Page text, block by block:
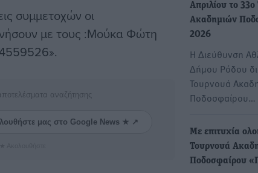
συμμετοχών οι
με τους :Μούκα Φώτη
αναζήτησης
μας στο Google News ★ ↗
Απριλίου το
Ακαδημιών
2026
Η Διεύθυνση
Δήμου Ρόδου
Τουρνουά
Ποδοσφαίρου…
Με επιτυχία
Τουρνουά
Ποδοσφαίρου